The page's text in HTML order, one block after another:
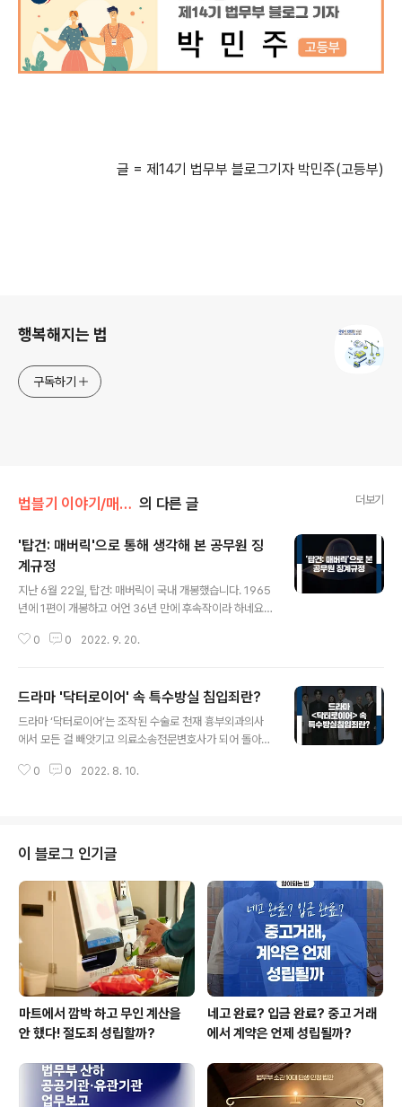
글 = 제 14기 법무부 블로그기자 박민주(고등부)
행복해지는 법
구독하기
법블기 이야기/매체 속 법 의 다른 글 더보기
'탑건: 매버릭'으로 통해 생각해 본 공무원 징
계규정
지난 6월 22일, 탑건: 매버릭이 국내 개봉했습니다. 1965
년에 1편이 개봉하고 어언 36년 만에 후속작이라 하네요.
만에 돌아온 2편은 주인공도 역시 탐크루즈인데요. 36년
돌파했다고 하니, 이쯤이면 충분히 흥행한 게 아닌가 싶습
니다. 영화 제목인 ‘탑건’은 원래 최고의 사격수 라는 뜻이
라고 하는데요. 미국 해군의 공중전학교에서 최고 성적으
전학교의 정식 명칭은 ‘Navy Weapons School’ 인데
0 0 2022. 9. 20.
드라마 '닥터로이어' 속 특수방실 침입죄란?
드라마 ‘닥터로이어’는 조작된 수술로 천재 흉부외과의사
에서 모든 걸 빼앗기고 의료소송전문변호사가 되어 돌아온
모두 통과하다니 대단합니다. 드라마의 2화에서는 자신의
문을 소화기로 파손하는 등 소란을 피우면서 고군분투하는
데요. 하지만, 현장에서 검사가 특수손괴죄와 특수방실침
입죄로 긴급체포하고, 결국 피고인으로 법정에 서게 됩니
다. 드라마 속 검사가 말한 ‘특수방실침입죄’란 무엇일까
요? 형법에서는 사람이 머무는 곳이나 기거하는 집, 관리하
는 건물, 선박, 항공기 또는 점유하는 방실(房室..
0 0 2022. 8. 10.
이 블로그 인기글
마트에서 깜박 하고 무인 계산을
안 했다! 절도죄 성립할까?
네고 완료? 입금 완료? 중고 거래
에서 계약은 언제 성립될까?